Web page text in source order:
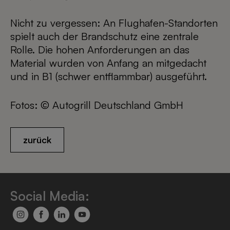
Nicht zu vergessen: An Flughafen-Standorten
spielt auch der Brandschutz eine zentrale
Rolle. Die hohen Anforderungen an das
Material wurden von Anfang an mitgedacht
und in B1 (schwer entflammbar) ausgeführt.
Fotos: © Autogrill Deutschland GmbH
zurück
Social Media: